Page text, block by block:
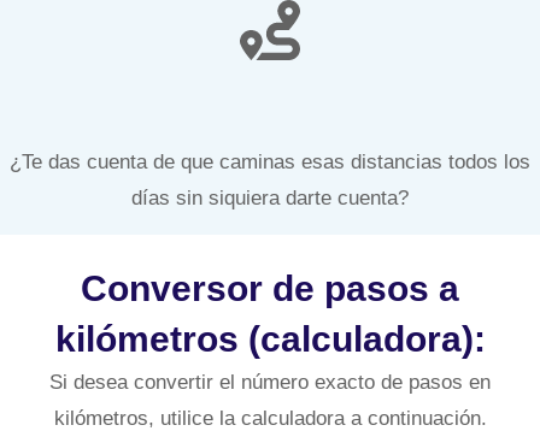
¿Te das cuenta de que caminas esas distancias todos los
días sin siquiera darte cuenta?
Conversor de pasos a
kilómetros (calculadora):
Si desea convertir el número exacto de pasos en
kilómetros, utilice la calculadora a continuación.